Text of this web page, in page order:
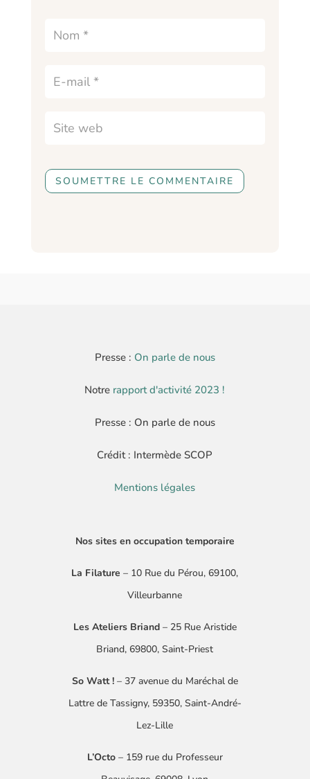
SOUMETTRE LE COMMENTAIRE
Presse : On parle de nous
Notre rapport d'activité 2023 !
Presse : On parle de nous
Crédit : Intermède SCOP
Mentions légales
Nos sites en occupation temporaire
La Filature – 10 Rue du Pérou, 69100,
Villeurbanne
Les Ateliers Briand– 25 Rue Aristide
Briand, 69800, Saint-Priest
So Watt !– 37 avenue du Maréchal de
Lattre de Tassigny​, 59350, Saint-André-
Lez-Lille
L’Octo– 159 rue du Professeur